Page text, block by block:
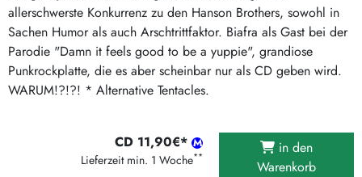
allerschwerste Konkurrenz zu den Hanson Brothers, sowohl in
Sachen Humor als auch Arschtrittfaktor. Biafra als Gast bei der
Parodie "Damn it feels good to be a yuppie", grandiose
Punkrockplatte, die es aber scheinbar nur als CD geben wird.
WARUM!?!?! * Alternative Tentacles.
CD 11,90€*
Lieferzeit min. 1 Woche**
in den
Warenkorb